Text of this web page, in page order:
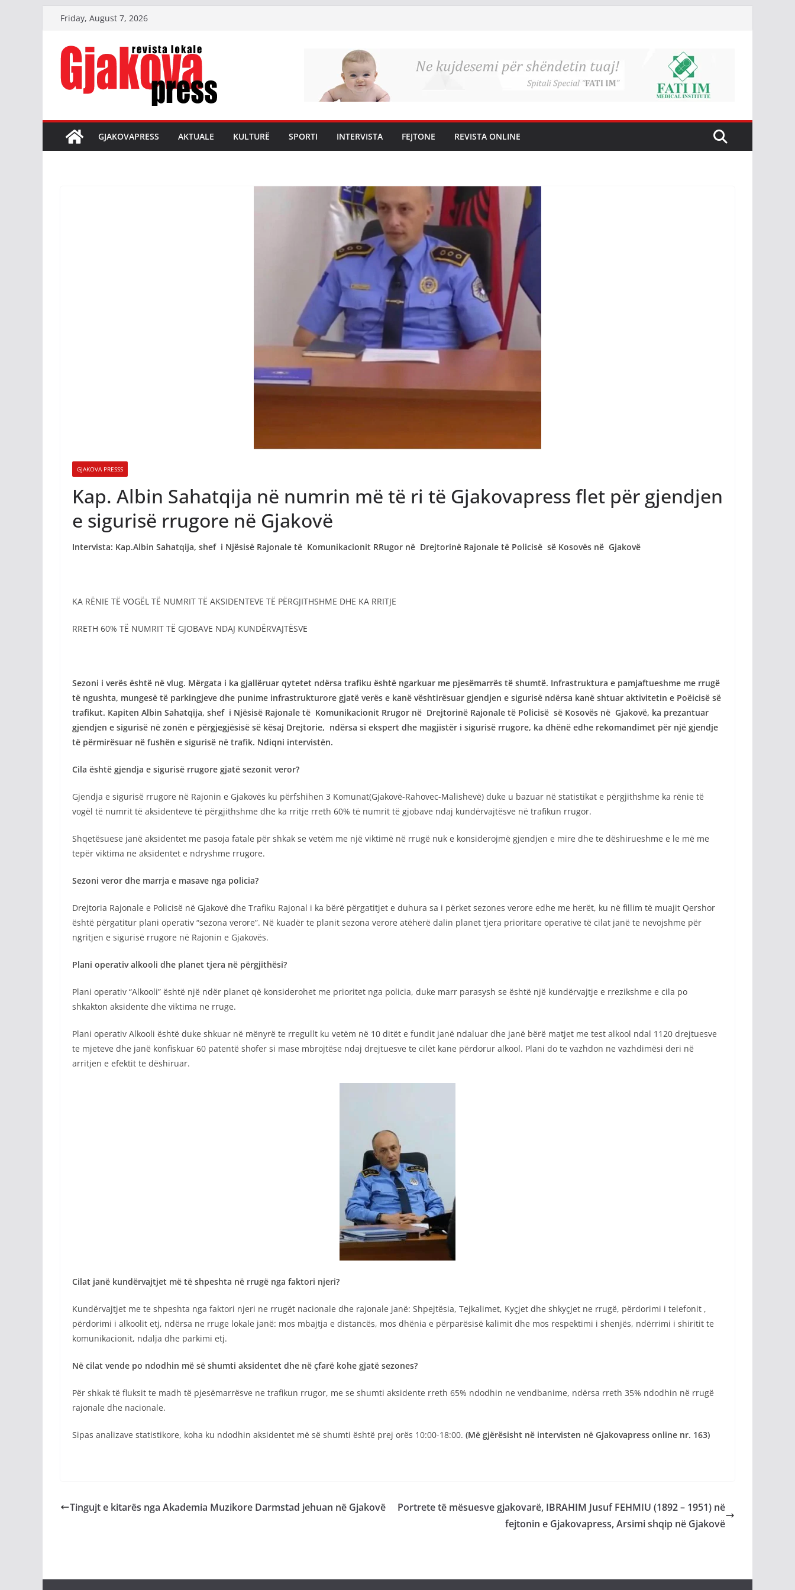
content
Friday, August 7, 2026
GJAKOVAPRESS AKTUALE KULTURË SPORTI INTERVISTA FEJTONE REVISTA ONLINE
GJAKOVA PRESSS
Kap. Albin Sahatqija në numrin më të ri të Gjakovapress flet për gjendjen
e sigurisë rrugore në Gjakovë
Intervista: Kap.Albin Sahatqija, shef i Njësisë Rajonale të Komunikacionit RRugor në Drejtorinë Rajonale të Policisë së Kosovës në Gjakovë
KA RËNIE TË VOGËL TË NUMRIT TË AKSIDENTEVE TË PËRGJITHSHME DHE KA RRITJE
RRETH 60% TË NUMRIT TË GJOBAVE NDAJ KUNDËRVAJTËSVE
Sezoni i verës është në vlug. Mërgata i ka gjallëruar qytetet ndërsa trafiku është ngarkuar me pjesëmarrës të shumtë. Infrastruktura e pamjaftueshme me rrugë
të ngushta, mungesë të parkingjeve dhe punime infrastrukturore gjatë verës e kanë vështirësuar gjendjen e sigurisë ndërsa kanë shtuar aktivitetin e Poëicisë së
trafikut. Kapiten Albin Sahatqija, shef i Njësisë Rajonale të Komunikacionit Rrugor në Drejtorinë Rajonale të Policisë së Kosovës në Gjakovë, ka prezantuar
gjendjen e sigurisë në zonën e përgjegjësisë së kësaj Drejtorie, ndërsa si ekspert dhe magjistër i sigurisë rrugore, ka dhënë edhe rekomandimet për një gjendje
të përmirësuar në fushën e sigurisë në trafik. Ndiqni intervistën.
Cila është gjendja e sigurisë rrugore gjatë sezonit veror?
Gjendja e sigurisë rrugore në Rajonin e Gjakovës ku përfshihen 3 Komunat(Gjakovë-Rahovec-Malishevë) duke u bazuar në statistikat e përgjithshme ka rënie të
vogël të numrit të aksidenteve të përgjithshme dhe ka rritje rreth 60% të numrit të gjobave ndaj kundërvajtësve në trafikun rrugor.
Shqetësuese janë aksidentet me pasoja fatale për shkak se vetëm me një viktimë në rrugë nuk e konsiderojmë gjendjen e mire dhe te dëshirueshme e le më me
tepër viktima ne aksidentet e ndryshme rrugore.
Sezoni veror dhe marrja e masave nga policia?
Drejtoria Rajonale e Policisë në Gjakovë dhe Trafiku Rajonal i ka bërë përgatitjet e duhura sa i përket sezones verore edhe me herët, ku në fillim të muajit Qershor
është përgatitur plani operativ “sezona verore”. Në kuadër te planit sezona verore atëherë dalin planet tjera prioritare operative të cilat janë te nevojshme për
ngritjen e sigurisë rrugore në Rajonin e Gjakovës.
Plani operativ alkooli dhe planet tjera në përgjithësi?
Plani operativ “Alkooli” është një ndër planet që konsiderohet me prioritet nga policia, duke marr parasysh se është një kundërvajtje e rrezikshme e cila po
shkakton aksidente dhe viktima ne rruge.
Plani operativ Alkooli është duke shkuar në mënyrë te rregullt ku vetëm në 10 ditët e fundit janë ndaluar dhe janë bërë matjet me test alkool ndal 1120 drejtuesve
te mjeteve dhe janë konfiskuar 60 patentë shofer si mase mbrojtëse ndaj drejtuesve te cilët kane përdorur alkool. Plani do te vazhdon ne vazhdimësi deri në
arritjen e efektit te dëshiruar.
Cilat janë kundërvajtjet më të shpeshta në rrugë nga faktori njeri?
Kundërvajtjet me te shpeshta nga faktori njeri ne rrugët nacionale dhe rajonale janë: Shpejtësia, Tejkalimet, Kyçjet dhe shkyçjet ne rrugë, përdorimi i telefonit ,
përdorimi i alkoolit etj, ndërsa ne rruge lokale janë: mos mbajtja e distancës, mos dhënia e përparësisë kalimit dhe mos respektimi i shenjës, ndërrimi i shiritit te
komunikacionit, ndalja dhe parkimi etj.
Në cilat vende po ndodhin më së shumti aksidentet dhe në çfarë kohe gjatë sezones?
Për shkak të fluksit te madh të pjesëmarrësve ne trafikun rrugor, me se shumti aksidente rreth 65% ndodhin ne vendbanime, ndërsa rreth 35% ndodhin në rrugë
rajonale dhe nacionale.
Sipas analizave statistikore, koha ku ndodhin aksidentet më së shumti është prej orës 10:00-18:00. (Më gjërësisht në intervisten në Gjakovapress online nr. 163)
Tingujt e kitarës nga Akademia Muzikore Darmstad jehuan në Gjakovë
Portrete të mësuesve gjakovarë, IBRAHIM Jusuf FEHMIU (1892 – 1951) në
fejtonin e Gjakovapress, Arsimi shqip në Gjakovë